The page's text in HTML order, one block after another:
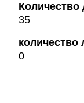
35
количество
0